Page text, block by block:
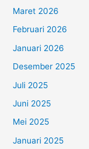
Maret 2026
Februari 2026
Januari 2026
Desember 2025
Juli 2025
Juni 2025
Mei 2025
Januari 2025